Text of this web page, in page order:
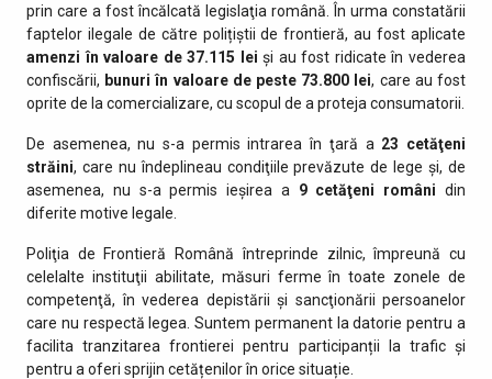
prin care a fost încălcată legislaţia română. În urma constatării
faptelor ilegale de către polițiștii de frontieră, au fost aplicate
amenzi în valoare de 37.115 lei și au fost ridicate în vederea
confiscării, bunuri în valoare de peste 73.800 lei, care au fost
oprite de la comercializare, cu scopul de a proteja consumatorii.
De asemenea, nu s-a permis intrarea în ţară a 23 cetăţeni
străini, care nu îndeplineau condiţiile prevăzute de lege şi, de
asemenea, nu s-a permis ieşirea a 9 cetăţeni români din
diferite motive legale.
Poliţia de Frontieră Română întreprinde zilnic, împreună cu
celelalte instituţii abilitate, măsuri ferme în toate zonele de
competenţă, în vederea depistării şi sancţionării persoanelor
care nu respectă legea. Suntem permanent la datorie pentru a
facilita tranzitarea frontierei pentru participanții la trafic și
pentru a oferi sprijin cetățenilor în orice situație.